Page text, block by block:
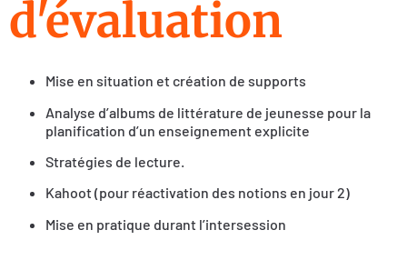
d'évaluation
Mise en situation et création de supports
Analyse d’albums de littérature de jeunesse pour la
planification d’un enseignement explicite
Stratégies de lecture.
Kahoot (pour réactivation des notions en jour 2)
Mise en pratique durant l’intersession